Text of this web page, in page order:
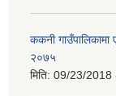
ककनी गाउँपालिकामा
२०७५
मिति: 09/23/2018